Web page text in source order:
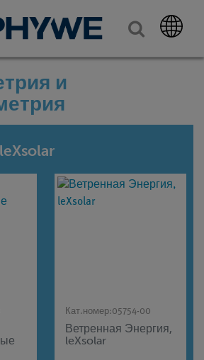
и
Кат.номер:05754-00
Ветренная Энергия,
leXsolar